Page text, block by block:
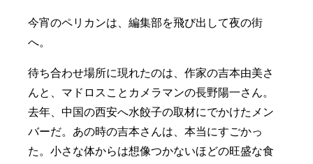
今宵のペリカンは、編集部を飛び出して夜の街
へ。
待ち合わせ場所に現れたのは、作家の吉本由美さ
んと、マドロスことカメラマンの長野陽一さん。
去年、中国の西安へ水餃子の取材にでかけたメン
バーだ。あの時の吉本さんは、本当にすごかっ
た。小さな体からは想像つかないほどの旺盛な食